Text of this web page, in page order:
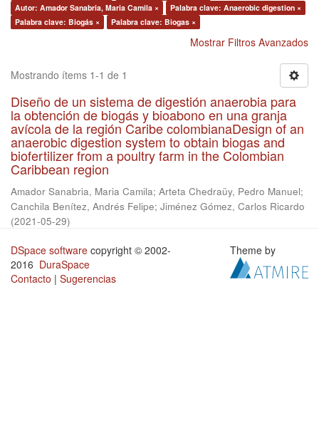
Autor: Amador Sanabria, Maria Camila ×
Palabra clave: Anaerobic digestion ×
Palabra clave: Biogás ×
Palabra clave: Biogas ×
Mostrar Filtros Avanzados
Mostrando ítems 1-1 de 1
Diseño de un sistema de digestión anaerobia para
la obtención de biogás y bioabono en una granja
avícola de la región Caribe colombianaDesign of an
anaerobic digestion system to obtain biogas and
biofertilizer from a poultry farm in the Colombian
Caribbean region
Amador Sanabria, Maria Camila; Arteta Chedraüy, Pedro Manuel;
Canchila Benítez, Andrés Felipe; Jiménez Gómez, Carlos Ricardo
(2021-05-29)
DSpace software copyright © 2002-
2016 DuraSpace
Contacto | Sugerencias
Theme by